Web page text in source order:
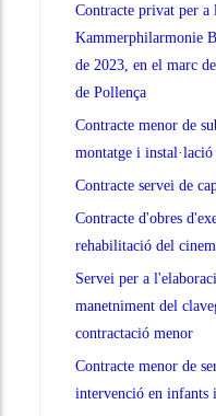
Contracte privat per a
Kammerphilarmonie
de 2023, en el marc
de Pollença
Contracte menor de
montatge i
Contracte servei de
Contracte d'obres
rehabilitació del
Servei per a
manetniment del
contractació menor
Contracte menor de
intervenció en infants